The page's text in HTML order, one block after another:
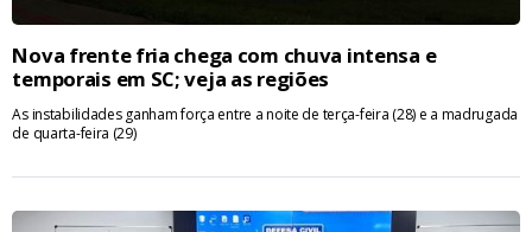
Nova frente fria chega com chuva intensa e
temporais em SC; veja as regiões
As instabilidades ganham força entre a noite de terça-feira (28) e a madrugada
de quarta-feira (29)